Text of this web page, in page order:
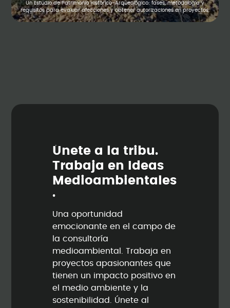
Un Estudio de Patrimonio Histórico-Arqueológico: fases, metodología y
requisitos para evaluar afecciones y obtener autorizaciones en proyectos.
Únete a la tribu.
Trabaja en Ideas
Medioambienta les
.
Una oportunidad
emocionante en el campo de
la consultoría
medioambiental. Trabaja en
proyectos apasionantes que
tienen un impacto positivo en
el medio ambiente y la
sostenibilidad. Únete al